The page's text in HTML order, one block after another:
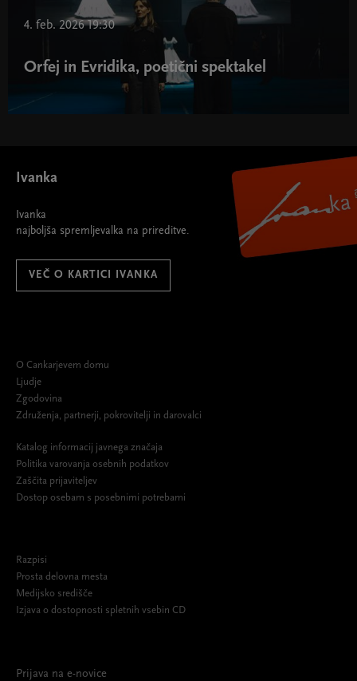
4. feb. 2026 19:30
Orfej in Evridika, poetični spektakel
Ivanka
Ivanka
najboljša spremljevalka na prireditve.
VEČ O KARTICI IVANKA
O Cankarjevem domu
Ljudje
Zgodovina
Združenja, partnerji, pokrovitelji in darovalci
Katalog informacij javnega značaja
Politika varovanja osebnih podatkov
Zaščita prijaviteljev
Dostop osebam s posebnimi potrebami
Razpisi
Prosta delovna mesta
Medijsko središče
Izjava o dostopnosti spletnih vsebin CD
Prijava na e-novice